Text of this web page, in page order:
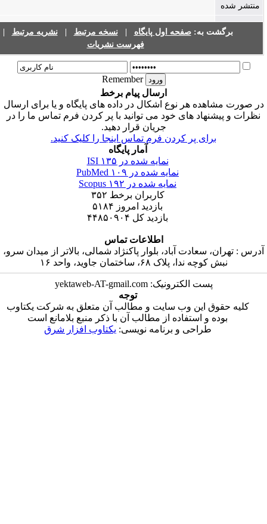
برگشت به:صفحه اول پایگاه |نسخه مرتبط|نشریه مرتبط |
فهرست نشریات
Remember
ارسال پیام برخط
مشاهده هر نوع اشکال در داده های پایگاه و یا برای ارسال
پیشنهاد های خود می توانید با پر کردن فرم تماس ما را در
جریان قرار دهید.
برای پر کردن فرم تماس اینجا را کلیک کنید.
آمار پایگاه
نمایه شده در ISI ۱۳۵
نمایه شده در PubMed ۱۰۹
نمایه شده در Scopus ۱۹۲
کاربران برخط۳۵۲
بازدید امروز۵۱۸۴
بازدید کل۴۴۸۵۰۹۰۴
اطلاعات تماس
سعادت آباد، بلوار پاکنژاد شمالی، بالاتر از میدان سرو،
نبش کوچه ندا، پلاک ۶۸، ساختمان جاوید، واحد ۱۶
پست الکترونیک: yektaweb-AT-gmail.com
حقوق این وب سایت و مطالب آن متعلق به شرکت یکتاوب
بوده و استفاده از مطالب آن با ذکر منبع بلامانع است
طراحی و برنامه نویسی: یکتاوب افزار شرق